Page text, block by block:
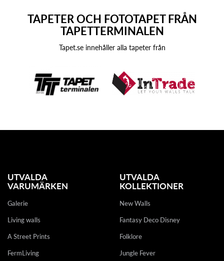
TAPETER OCH FOTOTAPET FRÅN
TAPETTERMINALEN
Tapet.se innehåller alla tapeter från
UTVALDA
VARUMÄRKEN
Galerie
Living walls
A Street Prints
FermLiving
UTVALDA
KOLLEKTIONER
New Walls
Fantasy Deco Disney
Folklore
Jungle Fever